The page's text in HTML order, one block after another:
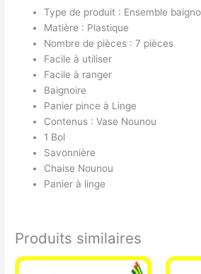
Type de produit : Ensemble
Matière : Plastique
Nombre de pièces : 7 pièces
Facile à utiliser
Facile à ranger
Baignoire
Panier pince à Linge
Contenus : Vase Nounou
1 Bol
Savonnière
Chaise Nounou
Panier à linge
Produits similaires